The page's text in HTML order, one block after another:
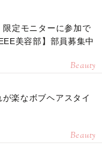
定モニターに参加で
美容部】部員募集中
Beauty
楽なボブヘアスタイ
Beauty